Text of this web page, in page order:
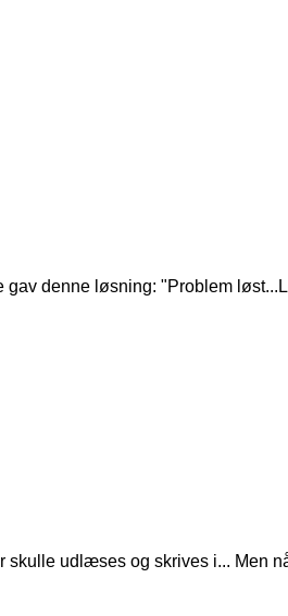
denne løsning: "Problem
udlæses og skrives i... Men